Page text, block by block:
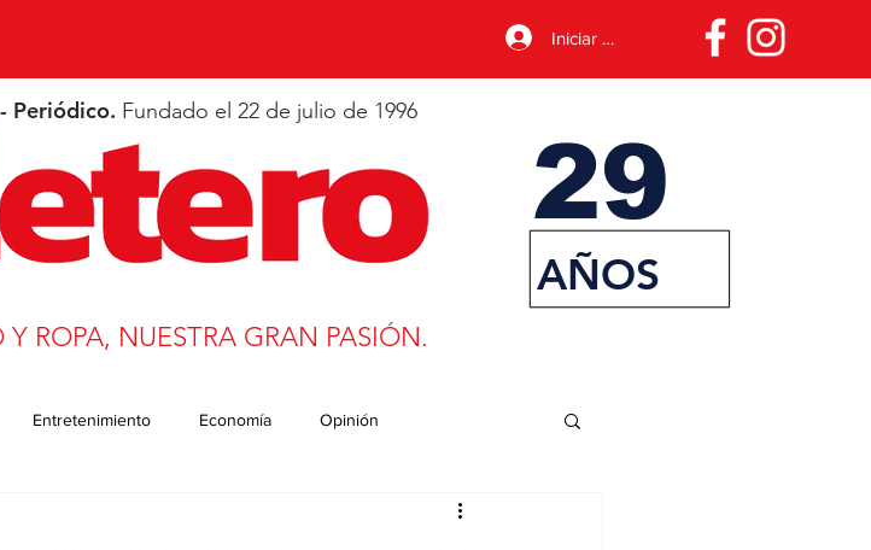
Iniciar sesión
Periódico. Fundado el 22 de julio de 1996
29
AÑOS
ROPA, NUESTRA GRAN PASIÓN.
Entretenimiento Economía Opinión
Desarrollo